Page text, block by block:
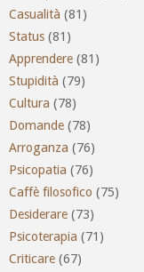
Casualità (81)
Status (81)
Apprendere (81)
Stupidità (79)
Cultura (78)
Domande (78)
Arroganza (76)
Psicopatia (76)
Caffè filosofico (75)
Desiderare (73)
Psicoterapia (71)
Criticare (67)